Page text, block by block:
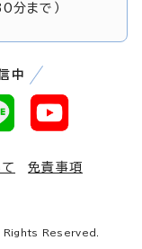
分まで）
中
免責事項
Reserved.